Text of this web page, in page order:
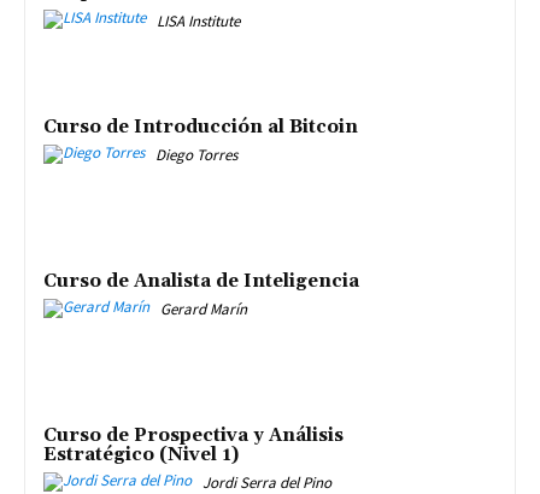
LISA Institute
Curso de Introducción al Bitcoin
Diego Torres
Curso de Analista de Inteligencia
Gerard Marín
Curso de Prospectiva y Análisis
Estratégico (Nivel 1)
Jordi Serra del Pino